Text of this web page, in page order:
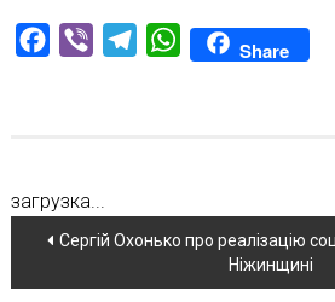
Facebook
Viber TelegramWhatsAppShare
загрузка...
Навігація
по
Сергій Охонько про реалізацію
Ніжинщині